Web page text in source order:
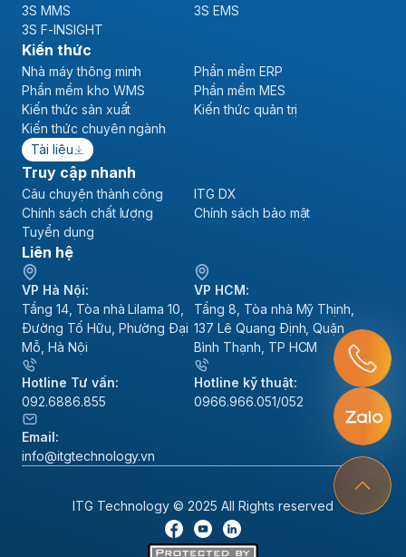
3S MMS
3S EMS
3S F-INSIGHT
Kiến thức
Nhà máy thông minh
Phần mềm ERP
Phần mềm kho WMS
Phần mềm MES
Kiến thức sản xuất
Kiến thức quản trị
Kiến thức chuyên ngành
Tài liệu
Truy cập nhanh
Câu chuyện thành công
ITG DX
Chính sách chất lượng
Chính sách bảo mật
Tuyển dụng
Liên hệ
VP Hà Nội:
Tầng 14, Tòa nhà Lilama 10,
Đường Tố Hữu, Phường Đại
Mỗ, Hà Nội
VP HCM:
Tầng 8, Tòa nhà Mỹ Thịnh,
137 Lê Quang Định, Quận
Bình Thạnh, TP HCM
Hotline Tư vấn:
092.6886.855
Hotline kỹ thuật:
0966.966.051/052
Email:
info@itgtechnology.vn
ITG Technology © 2025 All Rights reserved